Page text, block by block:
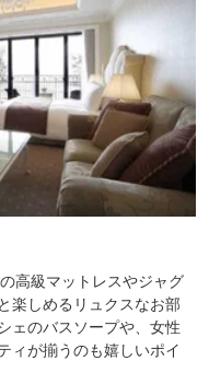
高級マットレスやジャグ
楽しめるリュクスなお部
ェのバスソープや、女性
ィが揃うのも嬉しいポイ